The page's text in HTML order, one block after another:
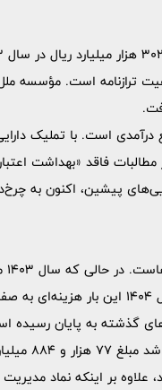
ترازنامه است. مؤسسه
درآمدی است. با تملیک
پیشین، اکنون به
هزار میلیارد ریال هزینه مطالبات
گذشته به پایان رسیده
فراتر از
علاوه بر اینکه نماد